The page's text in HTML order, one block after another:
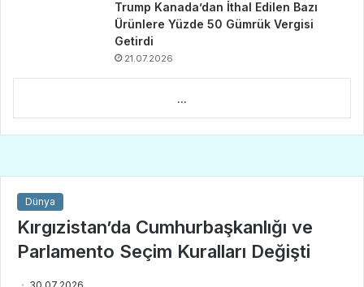
Trump Kanada’dan İthal Edilen Bazı
Ürünlere Yüzde 50 Gümrük Vergisi
Getirdi
21.07.2026
...